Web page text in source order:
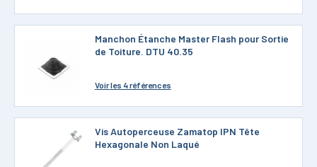
Manchon Étanche Master Flash pour Sortie
de Toiture. DTU 40.35
Voirles 4 références
Vis Autoperceuse Zamatop IPN Tête
Hexagonale Non Laqué